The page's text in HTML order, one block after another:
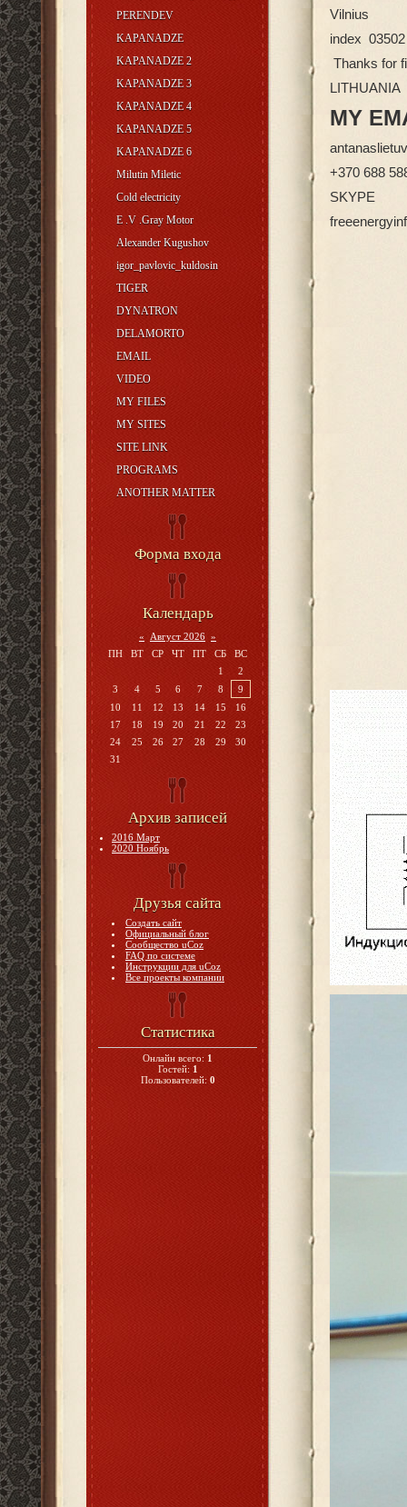
PERENDEV
KAPANADZE
KAPANADZE 2
KAPANADZE 3
KAPANADZE 4
KAPANADZE 5
KAPANADZE 6
Milutin Miletic
Cold electricity
E .V .Gray Motor
Alexander Kugushov
igor_pavlovic_kuldosin
TIGER
DYNATRON
DELAMORTO
EMAIL
VIDEO
MY FILES
MY SITES
SITE LINK
PROGRAMS
ANOTHER MATTER
Форма входа
Календарь
« Август 2026 »
ПН
ВТ СР ЧТ ПТ СБ
ВС
1
2
3
4 5 6 7 8
9
10
11 12 13 14 15
16
17
18 19 20 21 22
23
24
25 26 27 28 29
30
31
Архив записей
2016 Март
2020 Ноябрь
Друзья сайта
Создать сайт
Официальный блог
Сообщество uCoz
FAQ по системе
Инструкции для uCoz
Все проекты компании
Статистика
Онлайн всего: 1
Гостей: 1
Пользователей: 0
Vilnius
index 03502
Thanks for
LITHUANIA
MY
+370 688
SKYPE